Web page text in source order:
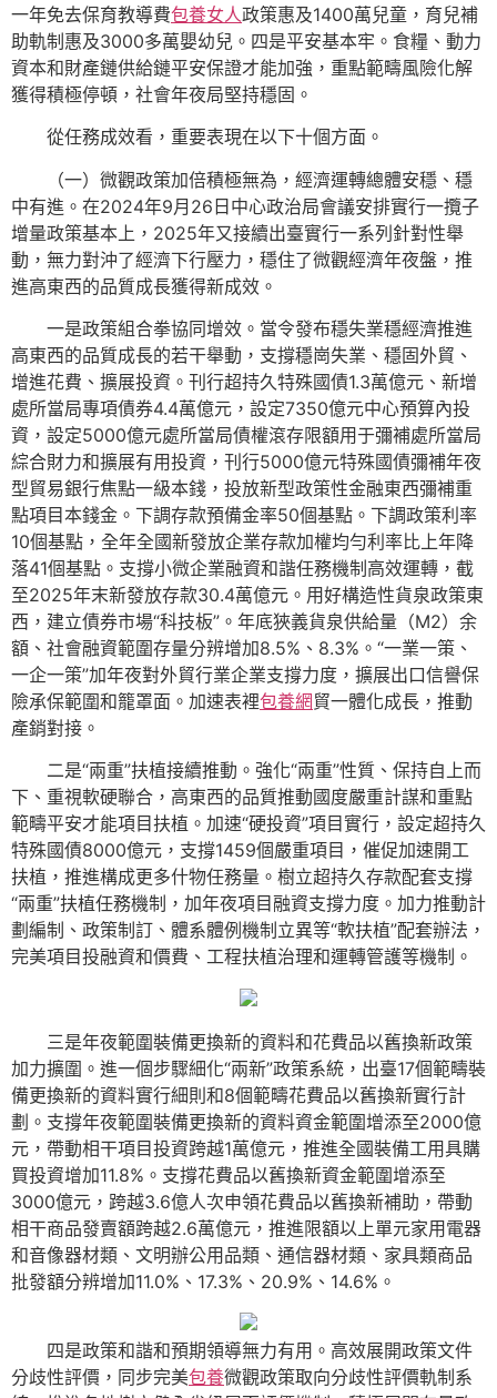
一年免去保育教導費包養女人政策惠及1400萬兒童，育兒補
助軌制惠及3000多萬嬰幼兒。四是平安基本牢。食糧、動力
資本和財產鏈供給鏈平安保證才能加強，重點範疇風險化解
獲得積極停頓，社會年夜局堅持穩固。
從任務成效看，重要表現在以下十個方面。
（一）微觀政策加倍積極無為，經濟運轉總體安穩、穩
中有進。在2024年9月26日中心政治局會議安排實行一攬子
增量政策基本上，2025年又接續出臺實行一系列針對性舉
動，無力對沖了經濟下行壓力，穩住了微觀經濟年夜盤，推
進高東西的品質成長獲得新成效。
一是政策組合拳協同增效。當令發布穩失業穩經濟推進
高東西的品質成長的若干舉動，支撐穩崗失業、穩固外貿、
增進花費、擴展投資。刊行超持久特殊國債1.3萬億元、新增
處所當局專項債券4.4萬億元，設定7350億元中心預算內投
資，設定5000億元處所當局債權滾存限額用于彌補處所當局
綜合財力和擴展有用投資，刊行5000億元特殊國債彌補年夜
型貿易銀行焦點一級本錢，投放新型政策性金融東西彌補重
點項目本錢金。下調存款預備金率50個基點。下調政策利率
10個基點，全年全國新發放企業存款加權均勻利率比上年降
落41個基點。支撐小微企業融資和諧任務機制高效運轉，截
至2025年末新發放存款30.4萬億元。用好構造性貨泉政策東
西，建立債券市場“科技板”。年底狹義貨泉供給量（M2）余
額、社會融資範圍存量分辨增加8.5%、8.3%。“一業一策、
一企一策”加年夜對外貿行業企業支撐力度，擴展出口信譽保
險承保範圍和籠罩面。加速表裡包養網貿一體化成長，推動
產銷對接。
二是“兩重”扶植接續推動。強化“兩重”性質、保持自上而
下、重視軟硬聯合，高東西的品質推動國度嚴重計謀和重點
範疇平安才能項目扶植。加速“硬投資”項目實行，設定超持久
特殊國債8000億元，支撐1459個嚴重項目，催促加速開工
扶植，推進構成更多什物任務量。樹立超持久存款配套支撐
“兩重”扶植任務機制，加年夜項目融資支撐力度。加力推動計
劃編制、政策制訂、體系體例機制立異等“軟扶植”配套辦法，
完美項目投融資和價費、工程扶植治理和運轉管護等機制。
三是年夜範圍裝備更換新的資料和花費品以舊換新政策
加力擴圍。進一個步驟細化“兩新”政策系統，出臺17個範疇裝
備更換新的資料實行細則和8個範疇花費品以舊換新實行計
劃。支撐年夜範圍裝備更換新的資料資金範圍增添至2000億
元，帶動相干項目投資跨越1萬億元，推進全國裝備工用具購
買投資增加11.8%。支撐花費品以舊換新資金範圍增添至
3000億元，跨越3.6億人次申領花費品以舊換新補助，帶動
相干商品發賣額跨越2.6萬億元，推進限額以上單元家用電器
和音像器材類、文明辦公用品類、通信器材類、家具類商品
批發額分辨增加11.0%、17.3%、20.9%、14.6%。
四是政策和諧和預期領導無力有用。高效展開政策文件
分歧性評價，同步完美包養微觀政策取向分歧性評價軌制系